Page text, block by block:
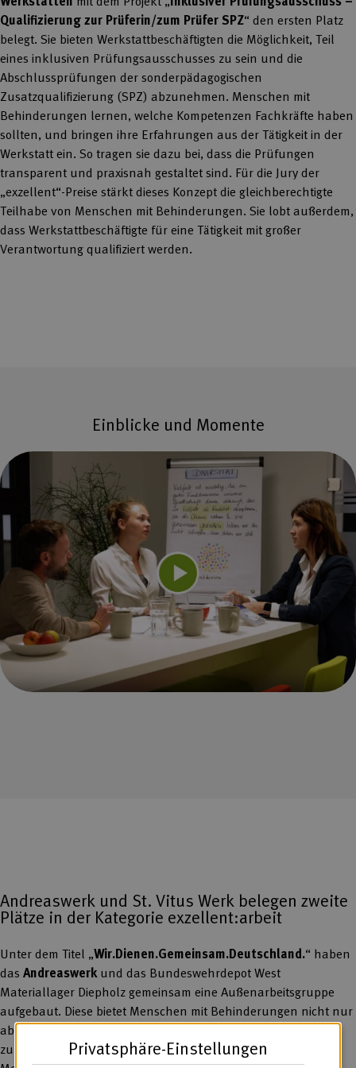
Qualifizierung zur Prüferin/zum Prüfer SPZ“ den ersten Platz
belegt. Sie bieten Werkstattbeschäftigten die Möglichkeit, Teil
eines inklusiven Prüfungsausschusses zu sein und die
Abschlussprüfungen der sonderpädagogischen
Zusatzqualifizierung (SPZ) abzunehmen. Menschen mit
Behinderungen lernen, welche Kompetenzen Fachkräfte haben
sollten, und bringen ihre Erfahrungen aus der Tätigkeit in der
Werkstatt ein. So tragen sie dazu bei, dass die Prüfungen
transparent und praxisnah gestaltet sind. Für die Jury der
„exzellent“-Preise stärkt dieses Konzept die gleichberechtigte
Teilhabe von Menschen mit Behinderungen. Sie lobt außerdem,
dass Werkstattbeschäftigte für eine Tätigkeit mit großer
Verantwortung qualifiziert werden.
Einblicke und Momente
Andreaswerk und St. Vitus Werk belegen zweite
Plätze in der Kategorie exzellent:arbeit
Unter dem Titel „Wir.Dienen.Gemeinsam.Deutschland.“ haben
das Andreaswerkund das Bundeswehrdepot West
Materiallager Diepholz gemeinsam eine Außenarbeitsgruppe
aufgebaut. Diese bietet Menschen mit Behinderungen nicht nur
abwechslungsreiche Tätigkeiten, sondern auch Möglichkeiten
zur Qualifizierung. Die Jury der „exzellent“-Preise lobt, dass
Privatsphäre-Einstellungen